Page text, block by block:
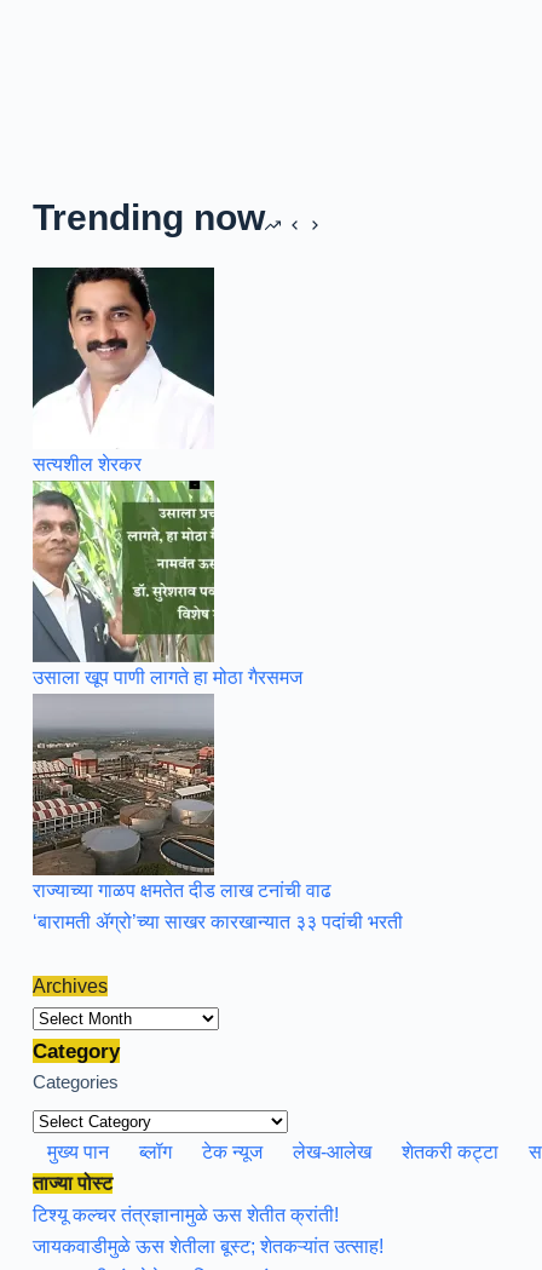
Trending now
सत्यशील शेरकर
उसाला खूप पाणी लागते हा मोठा गैरसमज
राज्याच्या गाळप क्षमतेत दीड लाख टनांची वाढ
‘बारामती ॲग्रो’च्या साखर कारखान्यात ३३ पदांची भरती
Archives
Archives
Category
Categories
मुख्य पान ब्लॉग टेक न्यूज लेख-आलेख शेतकरी कट्टा
ताज्या पोस्ट
टिश्यू कल्चर तंत्रज्ञानामुळे ऊस शेतीत क्रांती!
जायकवाडीमुळे ऊस शेतीला बूस्ट; शेतकऱ्यांत उत्साह!